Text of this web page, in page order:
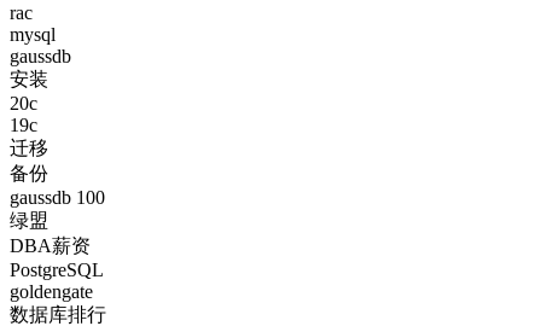
rac
mysql
gaussdb
安装
20c
19c
迁移
备份
gaussdb 100
绿盟
DBA薪资
PostgreSQL
goldengate
数据库排行